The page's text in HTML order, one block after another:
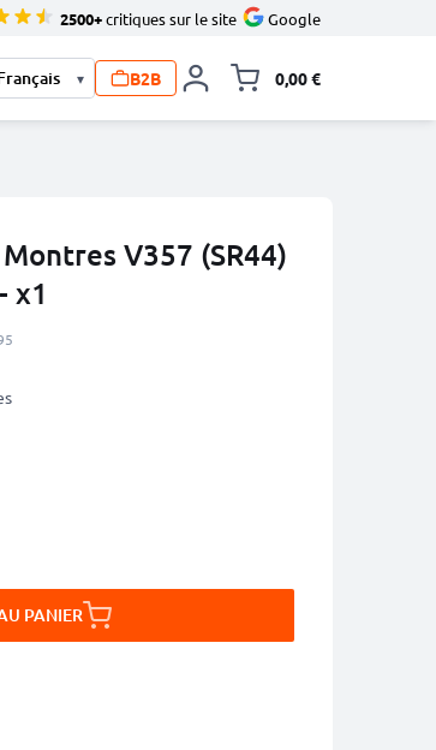
2500+critiques sur le site Google
▾ B2B 0,00 €
V357 (SR44)
x1
PANIER